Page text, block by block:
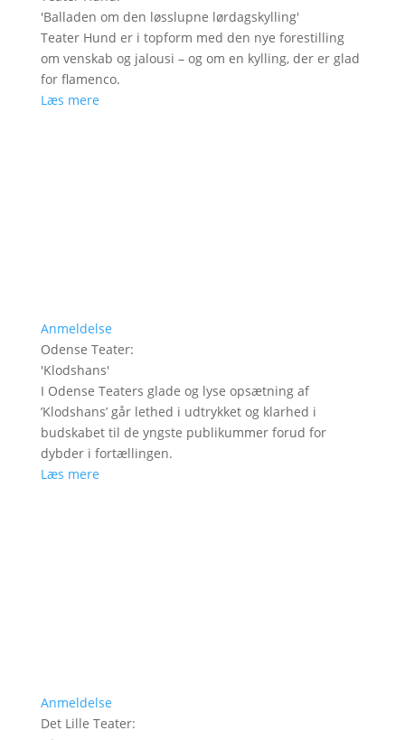
'Balladen om den løsslupne lørdagskylling'
Teater Hund er i topform med den nye forestilling
om venskab og jalousi – og om en kylling, der er glad
for flamenco.
Læs mere
Anmeldelse
Odense Teater:
'Klodshans'
I Odense Teaters glade og lyse opsætning af
’Klodshans’ går lethed i udtrykket og klarhed i
budskabet til de yngste publikummer forud for
dybder i fortællingen.
Læs mere
Anmeldelse
Det Lille Teater: